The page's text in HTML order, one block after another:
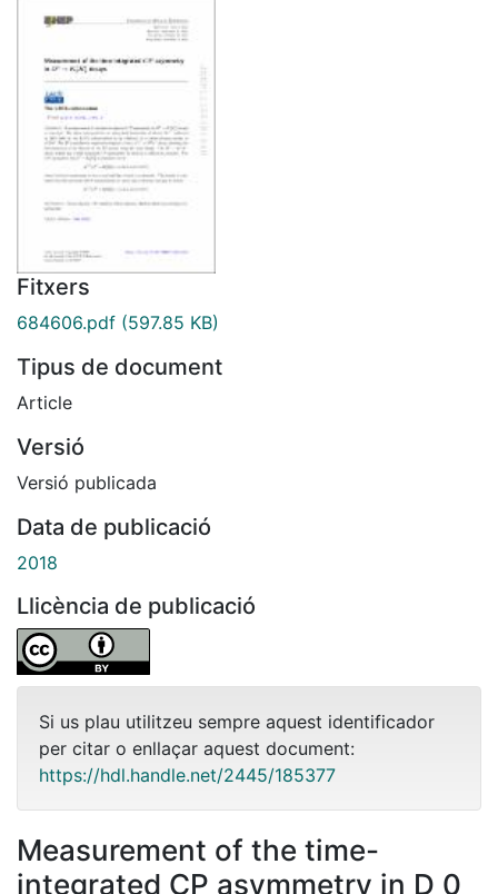
Fitxers
684606.pdf (597.85 KB)
Tipus de document
Article
Versió
Versió publicada
Data de publicació
2018
Llicència de publicació
Si us plau utilitzeu sempre aquest identificador
per citar o enllaçar aquest document:
https://hdl.handle.net/2445/185377
Measurement of the time-
integrated CP asymmetry in D 0